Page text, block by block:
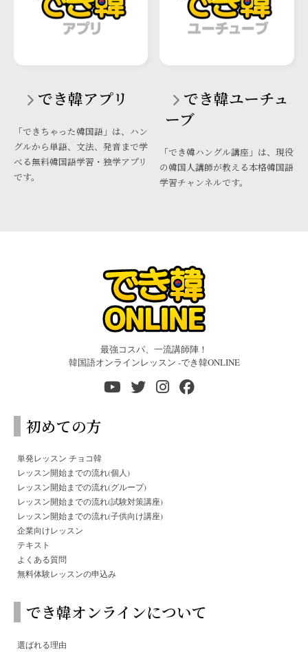
でき韓アプリ
「できちゃった韓国語」は、ハン
グルから単語、文法、発音まで学
べる無料韓国語学習・独学アプリ
です。
でき韓ユーチュ
ーブ
「でき韓ハングル講座」は、現役
の韓国人講師が教える本格韓国語
学習チャンネルです。
最強コスパ、一流講師陣！
韓国語オンラインレッスン -でき韓ONLINE
初めての方
単発レッスン チョコ韓
レッスン開始までの流れ(個人)
レッスン開始までの流れ(グループ)
レッスン開始までの流れ(試験対策講座)
レッスン開始までの流れ(子供向け講座)
企業向けレッスン
テキスト
よくある質問
無料体験レッスンの申込み
でき韓オンラインについて
選ばれる理由